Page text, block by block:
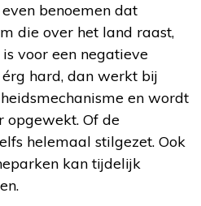
benoemen dat
die over het land raast,
voor een negatieve
hard, dan werkt bij
en wordt
opgewekt. Of de
helemaal stilgezet. Ook
kan tijdelijk